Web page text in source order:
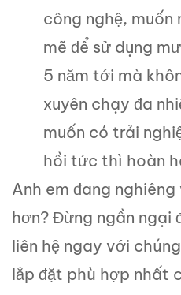
công nghệ, muốn
mẽ để sử dụng
5 năm tới mà
xuyên chạy đa
muốn có trải
hồi tức thì hoàn
Anh em đang
hơn? Đừng ngần ngại
liên hệ ngay với
lắp đặt phù hợp nhất